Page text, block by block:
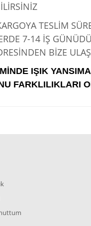
TESLİM
7-14 İŞ
BİZE
IŞIK
FARKLILIKLARI